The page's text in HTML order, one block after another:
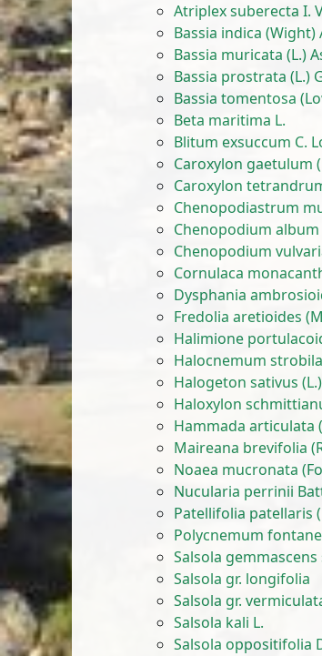
Atriplex suberecta I.
Bassia indica (Wight)
Bassia muricata (L.)
Bassia prostrata (L.)
Bassia tomentosa
Beta maritima L.
Blitum exsuccum C.
Caroxylon gaetulum
Caroxylon
Chenopodiastrum
Chenopodium album
Chenopodium
Cornulaca
Dysphania
Fredolia aretioides
Halimione
Halocnemum
Halogeton sativus
Haloxylon
Hammada articulata
Maireana brevifolia
Noaea mucronata
Nucularia perrinii
Patellifolia patellaris
Polycnemum
Salsola
Salsola gr. longifolia
Salsola gr.
Salsola kali L.
Salsola oppositifolia